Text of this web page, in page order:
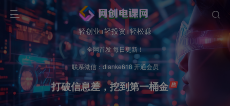
轻创业+轻投资+轻松赚
全网首发 每日更新！
联系微信：dianke618 开通会员
打破信息差，挖到第一桶金